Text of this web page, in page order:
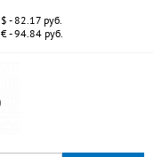
$ - 82.17 руб.
€ - 94.84 руб.